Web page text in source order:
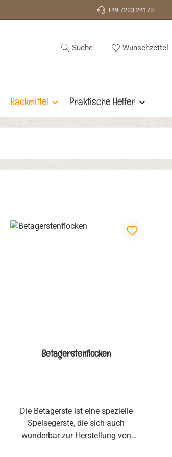
+49 7223 24170
Suche Wunschzettel
Backmittel Praktische Helfer
Betagerstenflocken
Die Betagerste ist eine spezielle
Speisegerste, die sich auch
wunderbar zur Herstellung von